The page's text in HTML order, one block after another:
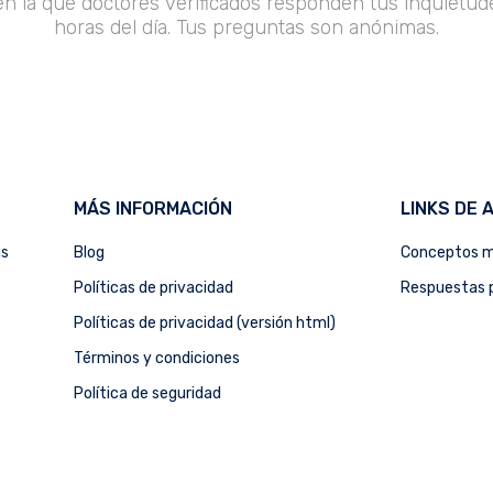
horas del día. Tus preguntas son anónimas.
MÁS INFORMACIÓN
Blog
Políticas de privacidad
Políticas de privacidad (versión html)
Términos y condiciones
Política de seguridad
LINKS DE
Conceptos
Respuestas